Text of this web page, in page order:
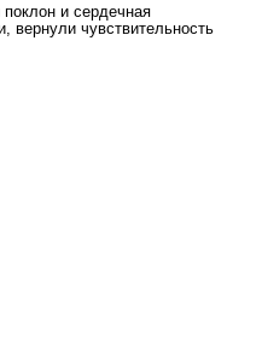
и сердечная
вернули чувствительность